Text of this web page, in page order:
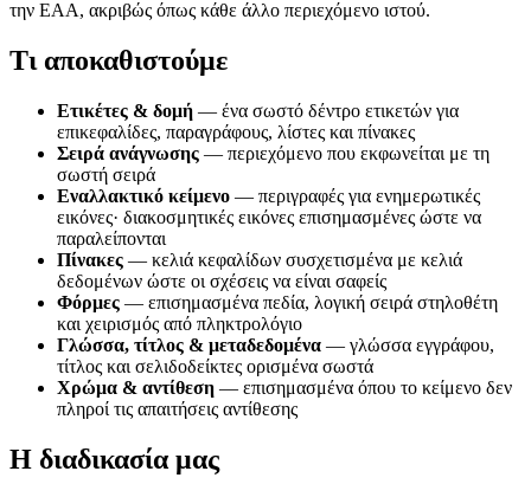
την EAA, ακριβώς όπως κάθε άλλο περιεχόμενο ιστού.
Τι αποκαθιστούμε
Ετικέτες & δομή — ένα σωστό δέντρο ετικετών για
επικεφαλίδες, παραγράφους, λίστες και πίνακες
Σειρά ανάγνωσης — περιεχόμενο που εκφωνείται με τη
σωστή σειρά
Εναλλακτικό κείμενο — περιγραφές για ενημερωτικές
εικόνες· διακοσμητικές εικόνες επισημασμένες ώστε να
παραλείπονται
Πίνακες — κελιά κεφαλίδων συσχετισμένα με κελιά
δεδομένων ώστε οι σχέσεις να είναι σαφείς
Φόρμες — επισημασμένα πεδία, λογική σειρά στηλοθέτη
και χειρισμός από πληκτρολόγιο
Γλώσσα, τίτλος & μεταδεδομένα — γλώσσα εγγράφου,
τίτλος και σελιδοδείκτες ορισμένα σωστά
Χρώμα & αντίθεση — επισημασμένα όπου το κείμενο δεν
πληροί τις απαιτήσεις αντίθεσης
Η διαδικασία μας